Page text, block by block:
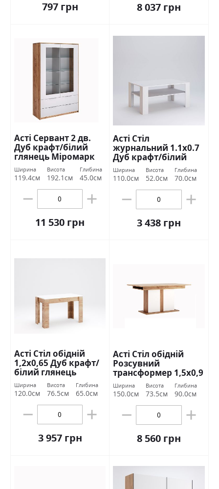
797 грн 8 037 грн
Асті Сервант 2 дв.
Дуб крафт/білий
глянець Міромарк
Ширина
119.4см
Висота
192.1см
Глибина
45.0см
11 530 грн
Асті Стіл
журнальний 1.1х0.7
Дуб крафт/білий
глянець Міромарк
Ширина
110.0см
Висота
52.0см
Глибина
70.0см
3 438 грн
Асті Стіл обідній
1,2х0,65 Дуб крафт/
білий глянець
Міромарк
Ширина
120.0см
Висота
76.5см
Глибина
65.0см
3 957 грн
Асті Стіл обідній
Розсувний
трансформер 1,5х0,9
Дуб крафт/білий
глянець Міромарк
Ширина
150.0см
Висота
73.5см
Глибина
90.0см
8 560 грн